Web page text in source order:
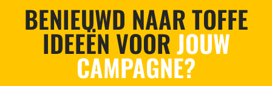
BENIEUWD NAAR TOFFE
IDEEËN VOORJOUW
CAMPAGNE?